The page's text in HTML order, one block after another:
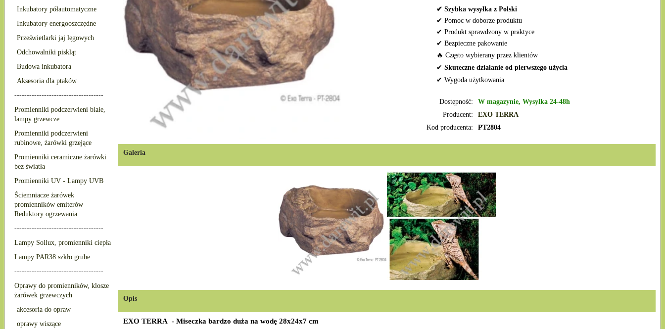
Inkubatory półautomatyczne
Inkubatory energooszczędne
Prześwietlarki jaj lęgowych
Odchowalniki piskląt
Budowa inkubatora
Aksesoria dla ptaków
------------------------------------
Promienniki podczerwieni białe,
lampy grzewcze
Promienniki podczerwieni
rubinowe, żarówki grzejące
Promienniki ceramiczne żarówki
bez światła
Promienniki UV - Lampy UVB
Ściemniacze żarówek
promienników emiterów
Reduktory ogrzewania
------------------------------------
Lampy Sollux, promienniki ciepła
Lampy PAR38 szkło grube
------------------------------------
Oprawy do promienników, klosze
żarówek grzewczych
akcesoria do opraw
oprawy wiszące
✔ Szybka wysyłka z Polski
✔ Pomoc w doborze produktu
✔ Produkt sprawdzony w praktyce
✔ Bezpieczne pakowanie
🔥 Często wybierany przez klientów
✔ Skuteczne działanie od pierwszego użycia
✔ Wygoda użytkowania
Dostępność:
W magazynie, Wysyłka 24-48h
Producent:
EXO TERRA
Kod producenta:
PT2804
Galeria
Opis
EXO TERRA - Miseczka bardzo duża na wodę 28x24x7 cm